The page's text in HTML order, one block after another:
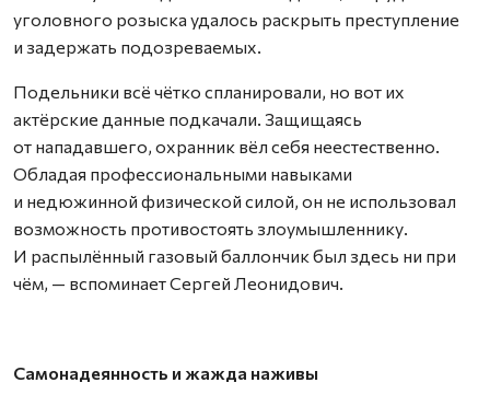
уголовного розыска удалось раскрыть преступление
и задержать подозреваемых.
Подельники всё чётко спланировали, но вот их
актёрские данные подкачали. Защищаясь
от нападавшего, охранник вёл себя неестественно.
Обладая профессиональными навыками
и недюжинной физической силой, он не использовал
возможность противостоять злоумышленнику.
И распылённый газовый баллончик был здесь ни при
чём, — вспоминает Сергей Леонидович.
Самонадеянность и жажда наживы